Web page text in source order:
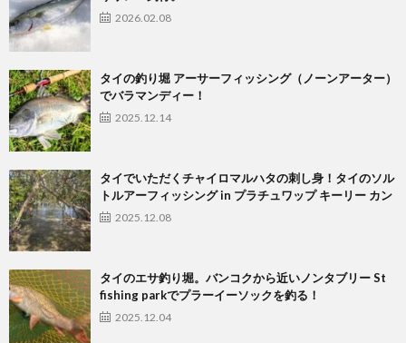
2026.02.08
タイの釣り堀 アーサーフィッシング（ノーンアーター）
でバラマンディー！
2025.12.14
タイでいただくチャイロマルハタの刺し身！タイのソル
トルアーフィッシング in プラチュワップ キーリー カン
2025.12.08
タイのエサ釣り堀。バンコクから近いノンタブリー St
fishing parkでプラーイーソックを釣る！
2025.12.04